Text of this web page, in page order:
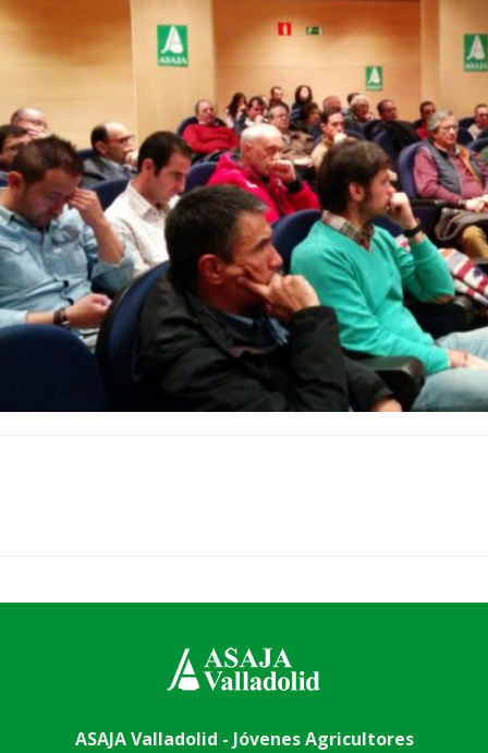
ASAJA Valladolid - Jóvenes Agricultores